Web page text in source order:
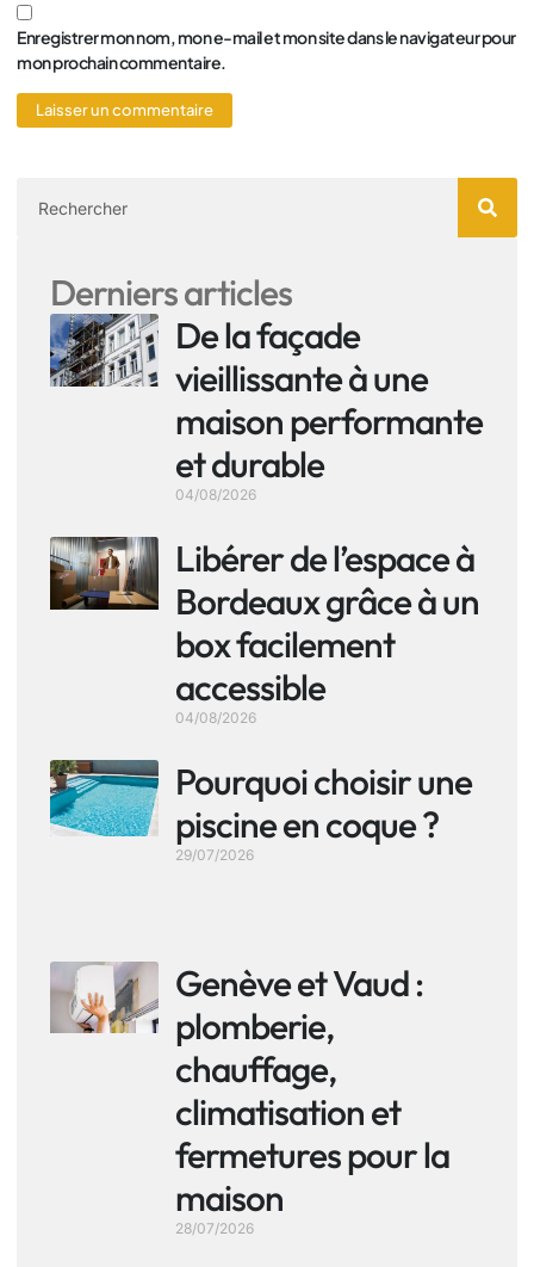
Enregistrer mon nom, mon e-mail et mon site dans le navigateur pour
mon prochain commentaire.
Derniers articles
De la façade
vieillissante à une
maison performante
et durable
04/08/2026
Libérer de l’espace à
Bordeaux grâce à un
box facilement
accessible
04/08/2026
Pourquoi choisir une
piscine en coque ?
29/07/2026
Genève et Vaud :
plomberie,
chauffage,
climatisation et
fermetures pour la
maison
28/07/2026